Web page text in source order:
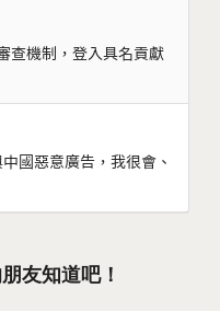
查機制，登入具名貢獻
國惡意廣告，我很會、
友知道吧！